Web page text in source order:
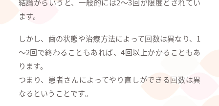
結論からいうと、一般的には2～3回が限度とされてい
ます。
しかし、歯の状態や治療方法によって回数は異なり、1
～2回で終わることもあれば、4回以上かかることもあ
ります。
つまり、患者さんによってやり直しができる回数は異
なるということです。